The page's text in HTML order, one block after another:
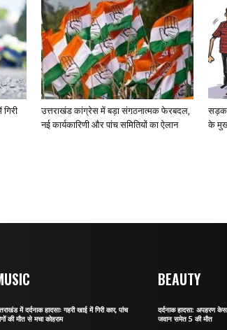
उत्तराखंड कांग्रेस में बड़ा संगठनात्मक फेरबदल,
नई कार्यकारिणी और पांच समितियों का ऐलान
सड़क
के
में दर्दनाक हादसाः गहरी खाई में गिरी कार, पांच
की मौत से मचा कोहराम
BEAUTY
दर्दनाक हादसा: अपहरण
जवान समेत 5 की मौत